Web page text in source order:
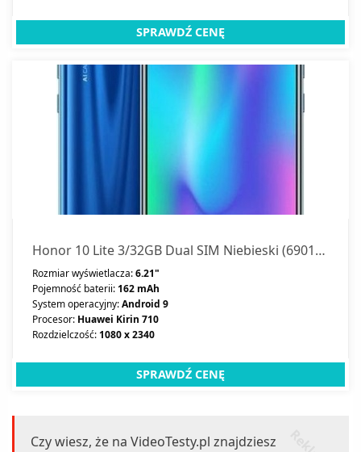
SPRAWDŹ CENĘ
Honor 10 Lite 3/32GB Dual SIM Niebieski (6901443272440)
Rozmiar wyświetlacza:6.21"
Pojemność baterii:162 mAh
System operacyjny:Android 9
Procesor: Huawei Kirin 710
Rozdzielczość:1080 x 2340
SPRAWDŹ CENĘ
Czy wiesz, że na VideoTesty.pl znajdziesz